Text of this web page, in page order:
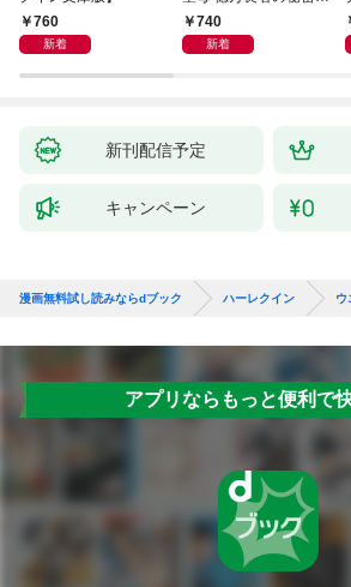
760
新着
盟 II ハーレクイン・ロ
マンス～純潔のシンデ
740
新着
新刊配信予定
キャンペーン
漫画無料試し読みならdブック ハーレクイン ウ
アプリならもっと便利で